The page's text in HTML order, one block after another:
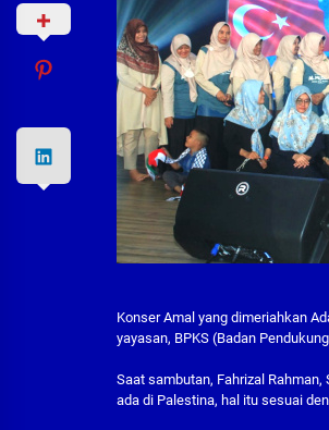
Konser Amal yang dimeriahkan
yayasan, BPKS (Badan
Saat sambutan, Fahrizal
ada di Palestina, hal itu sesuai